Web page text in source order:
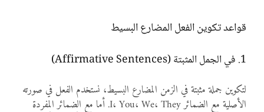
قواعد تكوين الفعل المضارع البسيط
1. في الجمل المثبتة (Affirmative Sentences)
لتكوين جملة مثبتة في الزمن المضارع البسيط، نستخدم الفعل في صورته
الأصلية مع الضمائر I، You، We، They. أما مع الضمائر المفردة